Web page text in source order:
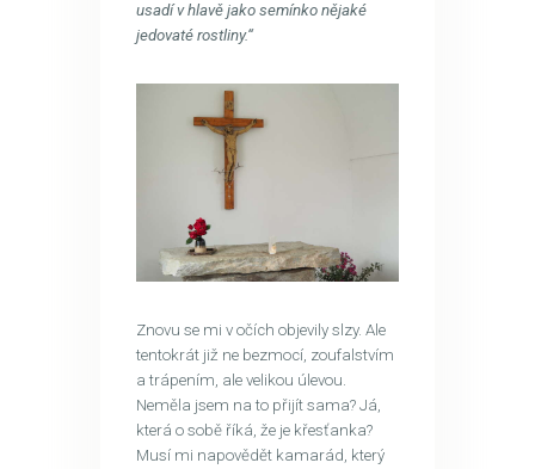
usadí v hlavě jako semínko nějaké
jedovaté rostliny.“
Znovu se mi v očích objevily slzy. Ale
tentokrát již ne bezmocí, zoufalstvím
a trápením, ale velikou úlevou.
Neměla jsem na to přijít sama? Já,
která o sobě říká, že je křesťanka?
Musí mi napovědět kamarád, který